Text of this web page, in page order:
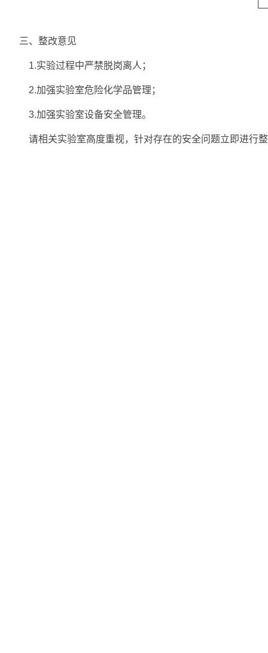
三、整改意见
1.实验过程中严禁脱岗离人；
2.加强实验室危险化学品管理；
3.加强实验室设备安全管理。
请相关实验室高度重视，针对存在的安全问题立即进行